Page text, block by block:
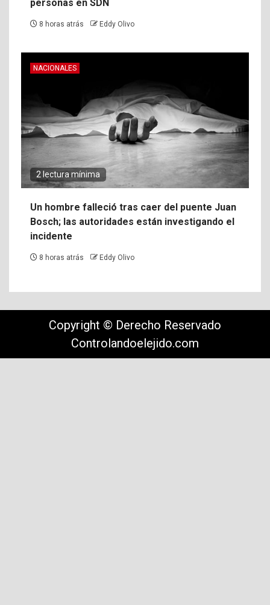
personas en SDN
8 horas atrás Eddy Olivo
NACIONALES
2 lectura mínima
Un hombre falleció tras caer del puente Juan
Bosch; las autoridades están investigando el
incidente
8 horas atrás Eddy Olivo
Copyright © Derecho Reservado
Controlandoelejido.com